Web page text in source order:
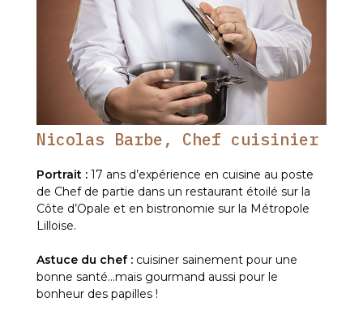
Nicolas Barbe, Chef cuisinier
Portrait : 17 ans d’expérience en cuisine au poste
de Chef de partie dans un restaurant étoilé sur la
Côte d’Opale et en bistronomie sur la Métropole
Lilloise.
Astuce du chef : cuisiner sainement pour une
bonne santé…mais gourmand aussi pour le
bonheur des papilles !